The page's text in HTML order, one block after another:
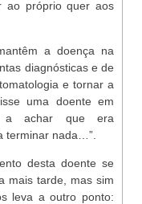
ao próprio quer aos
a doença na
diagnósticas e de
e tornar a
uma doente em
a achar que era
terminar nada…”.
desta doente se
mais tarde, mas sim
leva a outro ponto: